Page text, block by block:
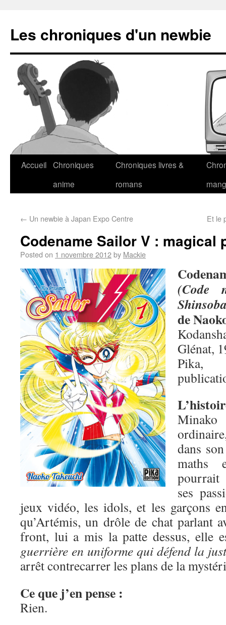
Les chroniques d'un newbie
Accueil Chroniques
anime
Chroniques livres &
romans
← Un newbie à Japan Expo Centre Et le
Codename Sailor V : magical
Posted on 1 novembre 2012by Mackie
(Code
de
Glénat,
Pika,
Minako
dans
maths
pourrait
ses
jeux vidéo, les idols, et les garçons
qu’Artémis, un drôle de chat parlant
front, lui a mis la patte dessus, elle
guerrière en uniforme qui défend la
arrêt contrecarrer les plans de la
Ce que j’en pense :
Rien.